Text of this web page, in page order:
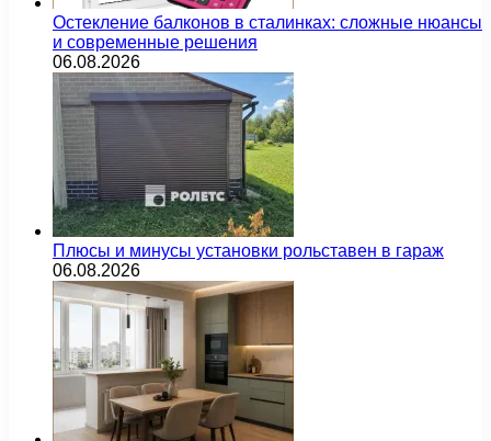
Остекление балконов в сталинках: сложные нюансы
и современные решения
06.08.2026
Плюсы и минусы установки рольставен в гараж
06.08.2026